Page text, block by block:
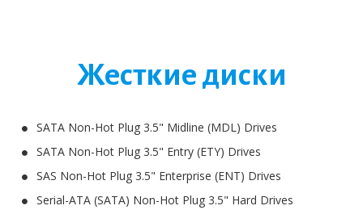
Жесткие диски
SATA Non-Hot Plug 3.5" Midline (MDL) Drives
SATA Non-Hot Plug 3.5" Entry (ETY) Drives
SAS Non-Hot Plug 3.5" Enterprise (ENT) Drives
Serial-ATA (SATA) Non-Hot Plug 3.5" Hard Drives